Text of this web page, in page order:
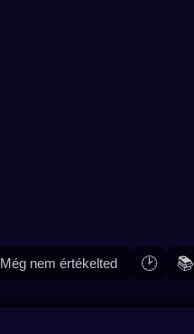
Még nem értékelted 🕑 📚